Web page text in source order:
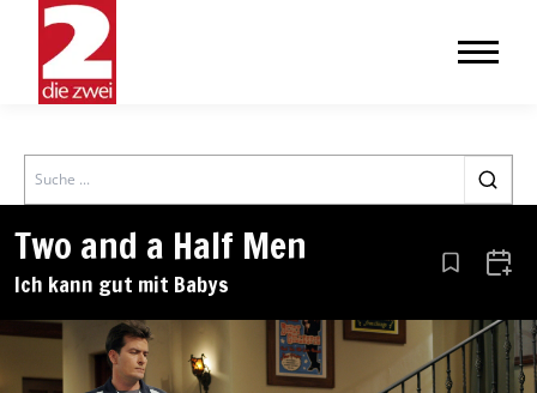
Search
Two and a Half Men
Ich kann gut mit Babys Aus den